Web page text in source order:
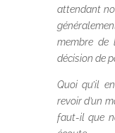
attendant
membre de
décision de
Quoi qu’il
revoir d’un
faut-il que